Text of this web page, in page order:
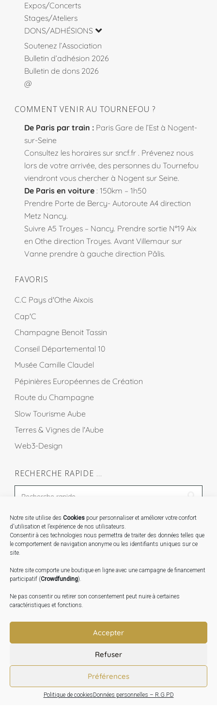
Notre site utilise des Cookies pour personnaliser et améliorer votre confort
d'utilisation et l’expérience de nos utilisateurs.
Consentir à ces technologies nous permettra de traiter des données telles que
le comportement de navigation anonyme ou les identifiants uniques sur ce
site.
Notre site comporte une boutique en ligne avec une campagne de financement
participatif (Crowdfunding).
Ne pas consentir ou retirer son consentement peut nuire à certaines
caractéristiques et fonctions.
Accepter
Refuser
Préférences
Politique de cookiesDonnées personnelles – R.G.P.D
Expos/Concerts
Stages/Ateliers
DONS/ADHÉSIONS
Soutenez l’Association
Bulletin d’adhésion 2026
Bulletin de dons 2026
@
COMMENT VENIR AU TOURNEFOU ?
De Paris par train : Paris Gare de l’Est à Nogent-
sur-Seine
Consultez les horaires sur sncf.fr . Prévenez nous
lors de votre arrivée, des personnes du Tournefou
viendront vous chercher à Nogent sur Seine.
De Paris en voiture : 150km – 1h50
Prendre Porte de Bercy- Autoroute A4 direction
Metz Nancy.
Suivre A5 Troyes – Nancy. Prendre sortie N°19 Aix
en Othe direction Troyes. Avant Villemaur sur
Vanne prendre à gauche direction Pâlis.
FAVORIS
C.C Pays d'Othe Aixois
Cap'C
Champagne Benoit Tassin
Conseil Départemental 10
Musée Camille Claudel
Pépinières Européennes de Création
Route du Champagne
Slow Tourisme Aube
Terres & Vignes de l'Aube
Web3-Design
RECHERCHE RAPIDE …
STAGES …
Expo « Mesures de lumière » du 19 Sept au 29 Nov.
Inauguration de la Grange : Le 17 Oct. 2026
Atelier Image : L’art au service de la santé mentale –
10 Oct. 2026